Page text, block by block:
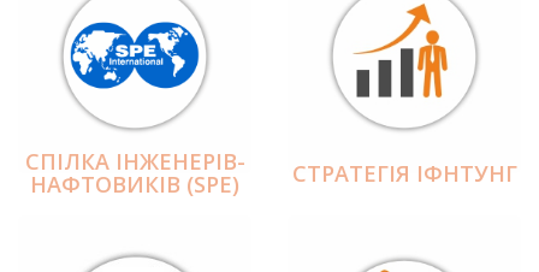
СПІЛКА ІНЖЕНЕРІВ-
НАФТОВИКІВ (SPE) СТРАТЕГІЯ ІФНТУНГ